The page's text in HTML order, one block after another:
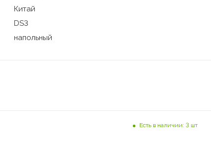
Китай
DS3
напольный
Есть в наличии: 3 шт